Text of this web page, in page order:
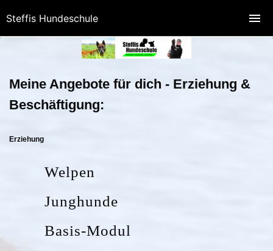
Meine Angebote für dich - Erziehung &
Beschäftigung:
Erziehung
Welpen
Junghunde
Basis-Modul
Steffis Hundeschule